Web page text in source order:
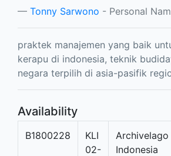
Tonny Sarwono - Personal
praktek manajemen yang baik
kerapu di indonesia, teknik
negara terpilih di asia-pasifik
Availability
B1800228
KLI
02-
Archivelago
Indonesia